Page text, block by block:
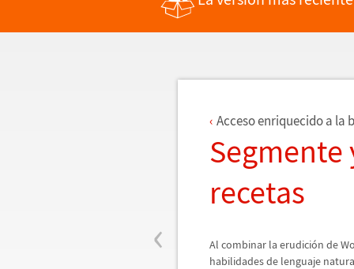
‹
Acceso enriquecido a la
recetas
Al combinar la erudición de
habilidades de lenguaje